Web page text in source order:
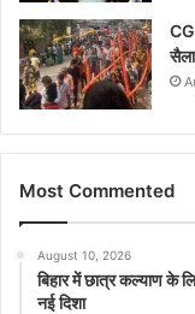
Most Commented
August 10, 2026
बिहार में छात्र कल्याण के
नई दिशा